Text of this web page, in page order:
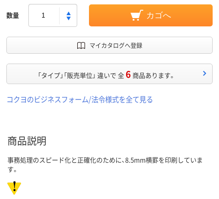
数量 カゴへ
マイカタログへ登録
「タイプ」「販売単位」 違いで 全6 商品あります。
コクヨのビジネスフォーム/法令様式を全て見る
商品説明
事務処理のスピード化と正確化のために、8.5mm横罫を印刷していま
す。